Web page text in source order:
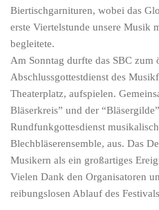
Biertischgarnituren, wobei das
erste Viertelstunde unsere Musik
begleitete.
Am Sonntag durfte das SBC zum
Abschlussgottestdienst des
Theaterplatz, aufspielen.
Bläserkreis” und der
Rundfunkgottesdienst
Blechbläserensemble, aus. Das
Musikern als ein großartiges
Vielen Dank den Organisatoren
reibungslosen Ablauf des